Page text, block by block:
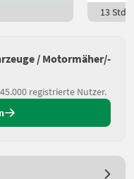
13 Std.
/ Motormäher/-
registrierte Nutzer.